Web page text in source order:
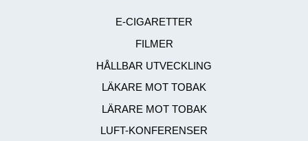
E-CIGARETTER
FILMER
HÅLLBAR UTVECKLING
LÄKARE MOT TOBAK
LÄRARE MOT TOBAK
LUFT-KONFERENSER